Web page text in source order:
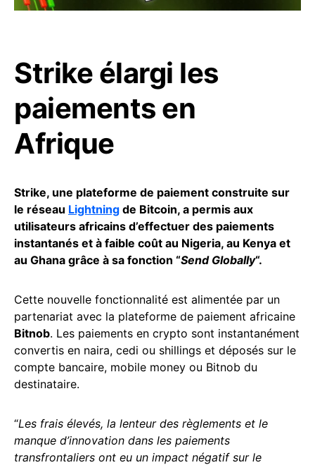
Strike élargi les
paiements en
Afrique
Strike, une plateforme de paiement construite sur
le réseau Lightning de Bitcoin, a permis aux
utilisateurs africains d’effectuer des paiements
instantanés et à faible coût au Nigeria, au Kenya et
au Ghana grâce à sa fonction “Send Globally“.
Cette nouvelle fonctionnalité est alimentée par un
partenariat avec la plateforme de paiement africaine
Bitnob. Les paiements en crypto sont instantanément
convertis en naira, cedi ou shillings et déposés sur le
compte bancaire, mobile money ou Bitnob du
destinataire.
“Les frais élevés, la lenteur des règlements et le
manque d’innovation dans les paiements
transfrontaliers ont eu un impact négatif sur le